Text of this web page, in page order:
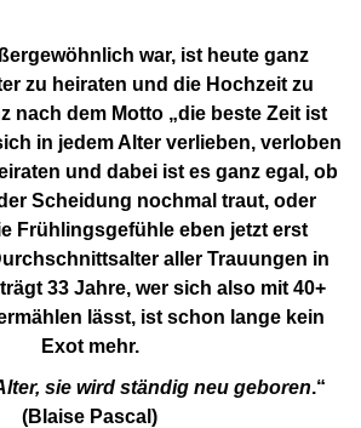
war, ist heute ganz
zu heiraten und die Hochzeit zu
nach dem Motto „die beste Zeit ist
in jedem Alter verlieben, verloben
und dabei ist es ganz egal, ob
Scheidung nochmal traut, oder
Frühlingsgefühle eben jetzt erst
aller Trauungen in
33 Jahre, wer sich also mit 40+
lässt, ist schon lange kein
Exot mehr.
sie wird ständig neu geboren.“
(Blaise Pascal)